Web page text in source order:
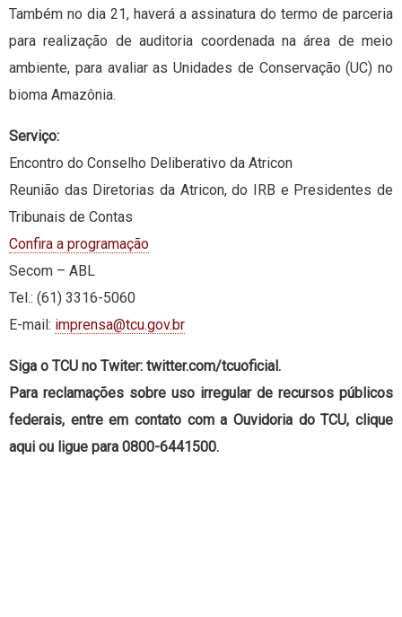
Também no dia 21, haverá a assinatura do termo de parceria
para realização de auditoria coordenada na área de meio
ambiente, para avaliar as Unidades de Conservação (UC) no
bioma Amazônia.
Serviço:
Encontro do Conselho Deliberativo da Atricon
Reunião das Diretorias da Atricon, do IRB e Presidentes de
Tribunais de Contas
Confira a programação
Secom – ABL
Tel.: (61) 3316-5060
E-mail: imprensa@tcu.gov.br
Siga o TCU no Twiter: twitter.com/tcuoficial.
Para reclamações sobre uso irregular de recursos públicos
federais, entre em contato com a Ouvidoria do TCU, clique
aqui ou ligue para 0800-6441500.